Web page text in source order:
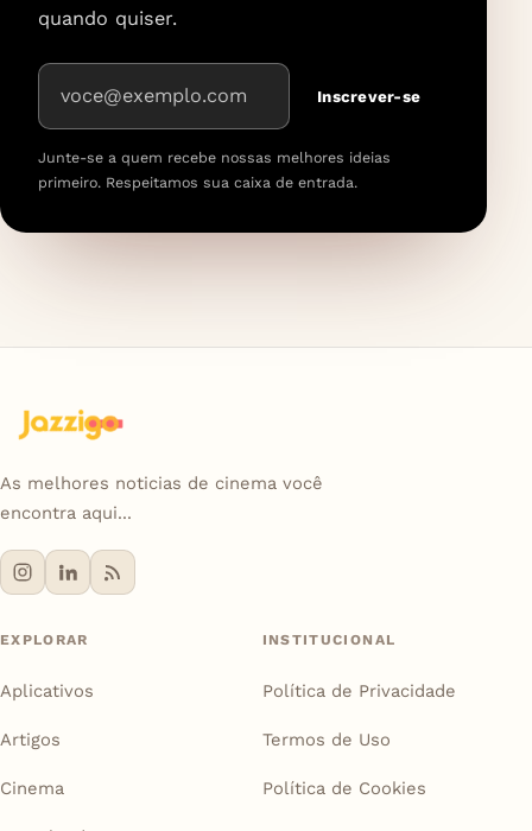
quando quiser.
Endereço de e-mail
Inscrever-se
Junte-se a quem recebe nossas melhores ideias
primeiro. Respeitamos sua caixa de entrada.
As melhores noticias de cinema você
encontra aqui...
EXPLORAR
Aplicativos
Artigos
Cinema
INSTITUCIONAL
Política de Privacidade
Termos de Uso
Política de Cookies